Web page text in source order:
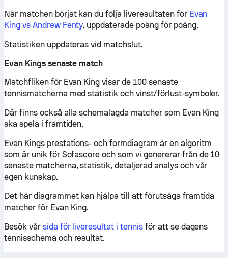
När matchen börjat kan du följa liveresultaten för Evan
King vs Andrew Fenty, uppdaterade poäng för poäng.
Statistiken uppdateras vid matchslut.
Evan Kings senaste match
Matchfliken för Evan King visar de 100 senaste
tennismatcherna med statistik och vinst/förlust-symboler.
Där finns också alla schemalagda matcher som Evan King
ska spela i framtiden.
Evan Kings prestations- och formdiagram är en algoritm
som är unik för Sofascore och som vi genererar från de 10
senaste matcherna, statistik, detaljerad analys och vår
egen kunskap.
Det här diagrammet kan hjälpa till att förutsäga framtida
matcher för Evan King.
Besök vår sida för liveresultat i tennisför att se dagens
tennisschema och resultat.